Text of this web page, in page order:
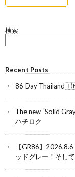
検索
Recent Posts
86 Day
The new “Solid
ハチロク
【GR86】
ッドグレー！そし